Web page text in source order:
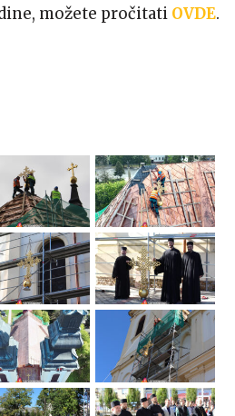
možete pročitati OVDE.